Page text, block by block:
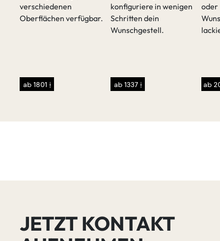
verschiedenen
Oberflächen verfügbar.
ab 1801 €
konfiguriere in wenigen
Schritten dein
Wunschgestell.
ab 1337 €
oder
ab
JETZT KONTAKT